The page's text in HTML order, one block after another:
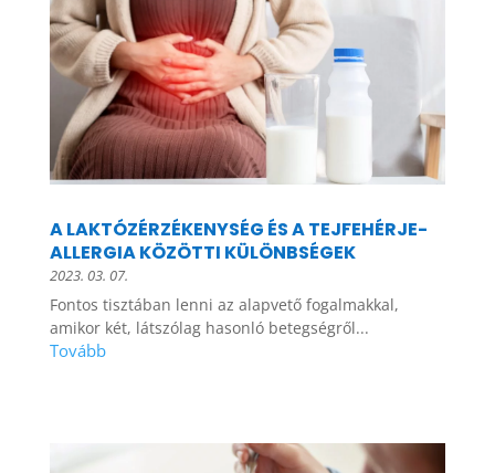
A LAKTÓZÉRZÉKENYSÉG ÉS A TEJFEHÉRJE-
ALLERGIA KÖZÖTTI KÜLÖNBSÉGEK
2023. 03. 07.
Fontos tisztában lenni az alapvető fogalmakkal,
amikor két, látszólag hasonló betegségről...